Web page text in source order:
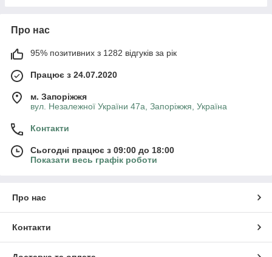
Про нас
95% позитивних з 1282 відгуків за рік
Працює з 24.07.2020
м. Запоріжжя
вул. Незалежної України 47а, Запоріжжя, Україна
Контакти
Сьогодні працює з 09:00 до 18:00
Показати весь графік роботи
Про нас
Контакти